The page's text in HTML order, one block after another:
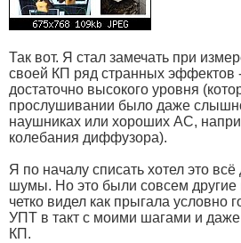
Так вот. Я стал замечать при
своей КП ряд странных эффектов
достаточно высокого уровня
прослушивании было даже
наушниках или хороших АС,
колебания диффузора).
Я по началу списать хотел это
шумы. Но это были совсем
четко видел как прыгала условно
УПТ в такт с моими шагами и даже
КП.